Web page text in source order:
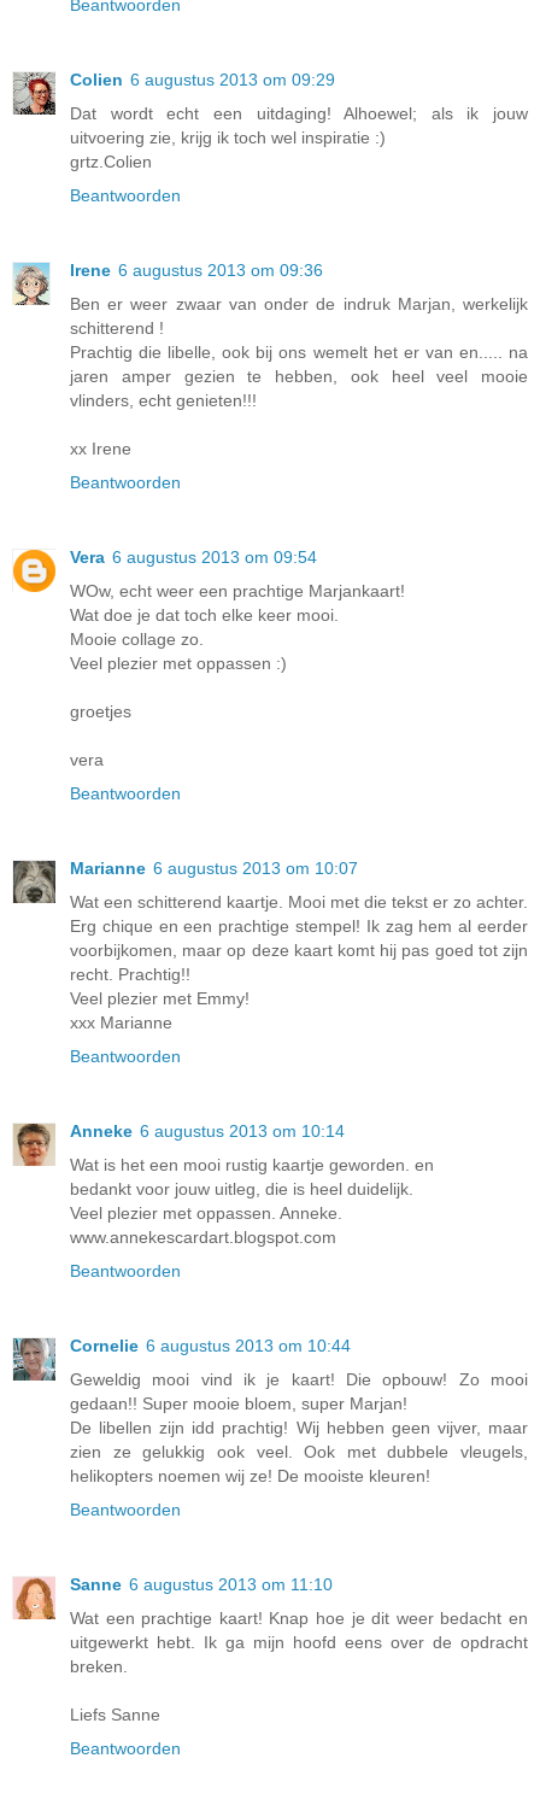
Beantwoorden
Colien 6 augustus 2013 om 09:29
Dat wordt echt een uitdaging! Alhoewel; als ik jouw
uitvoering zie, krijg ik toch wel inspiratie :)
grtz.Colien
Beantwoorden
Irene 6 augustus 2013 om 09:36
Ben er weer zwaar van onder de indruk Marjan, werkelijk
schitterend !
Prachtig die libelle, ook bij ons wemelt het er van en..... na
jaren amper gezien te hebben, ook heel veel mooie
vlinders, echt genieten!!!
xx Irene
Beantwoorden
Vera 6 augustus 2013 om 09:54
WOw, echt weer een prachtige Marjankaart!
Wat doe je dat toch elke keer mooi.
Mooie collage zo.
Veel plezier met oppassen :)
groetjes
vera
Beantwoorden
Marianne 6 augustus 2013 om 10:07
Wat een schitterend kaartje. Mooi met die tekst er zo achter.
Erg chique en een prachtige stempel! Ik zag hem al eerder
voorbijkomen, maar op deze kaart komt hij pas goed tot zijn
recht. Prachtig!!
Veel plezier met Emmy!
xxx Marianne
Beantwoorden
Anneke 6 augustus 2013 om 10:14
Wat is het een mooi rustig kaartje geworden. en
bedankt voor jouw uitleg, die is heel duidelijk.
Veel plezier met oppassen. Anneke.
www.annekescardart.blogspot.com
Beantwoorden
Cornelie 6 augustus 2013 om 10:44
Geweldig mooi vind ik je kaart! Die opbouw! Zo mooi
gedaan!! Super mooie bloem, super Marjan!
De libellen zijn idd prachtig! Wij hebben geen vijver, maar
zien ze gelukkig ook veel. Ook met dubbele vleugels,
helikopters noemen wij ze! De mooiste kleuren!
Beantwoorden
Sanne 6 augustus 2013 om 11:10
Wat een prachtige kaart! Knap hoe je dit weer bedacht en
uitgewerkt hebt. Ik ga mijn hoofd eens over de opdracht
breken.
Liefs Sanne
Beantwoorden